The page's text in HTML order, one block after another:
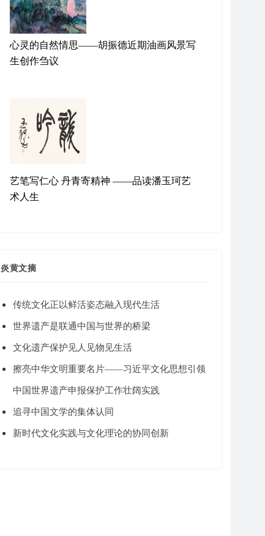
心灵的自然情思——胡振德近期油画风景写
生创作刍议
艺笔写仁心 丹青寄精神 ——品读潘玉珂艺
术人生
炎黄文摘
传统文化正以鲜活姿态融入现代生活
世界遗产是联通中国与世界的桥梁
文化遗产保护见人见物见生活
擦亮中华文明重要名片——习近平文化思想引领
中国世界遗产申报保护工作壮阔实践
追寻中国文学的集体认同
新时代文化实践与文化理论的协同创新